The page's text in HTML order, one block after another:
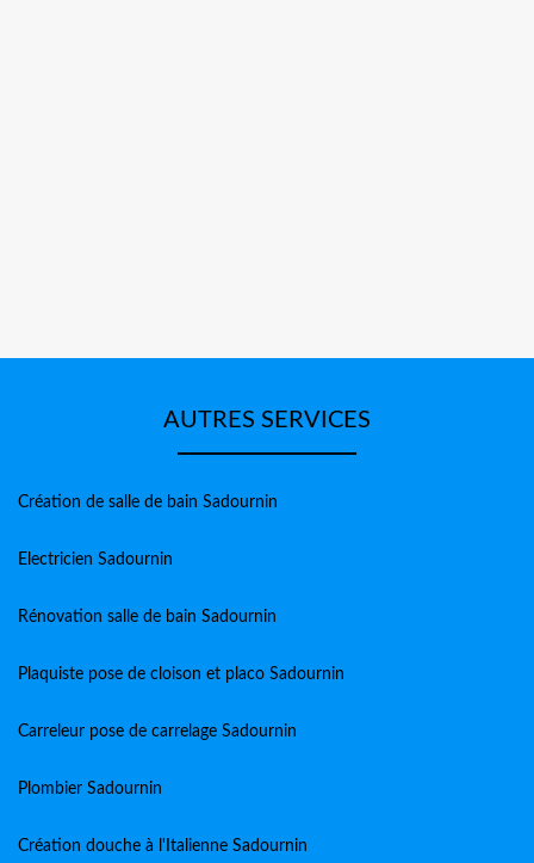
AUTRES SERVICES
Création de salle de bain Sadournin
Electricien Sadournin
Rénovation salle de bain Sadournin
Plaquiste pose de cloison et placo Sadournin
Carreleur pose de carrelage Sadournin
Plombier Sadournin
Création douche à l'Italienne Sadournin